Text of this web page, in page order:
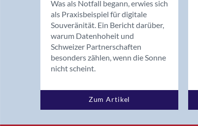
Was als Notfall begann, erwies sich
als Praxisbeispiel für digitale
Souveränität. Ein Bericht darüber,
warum Datenhoheit und
Schweizer Partnerschaften
besonders zählen, wenn die Sonne
nicht scheint.
Zum Artikel